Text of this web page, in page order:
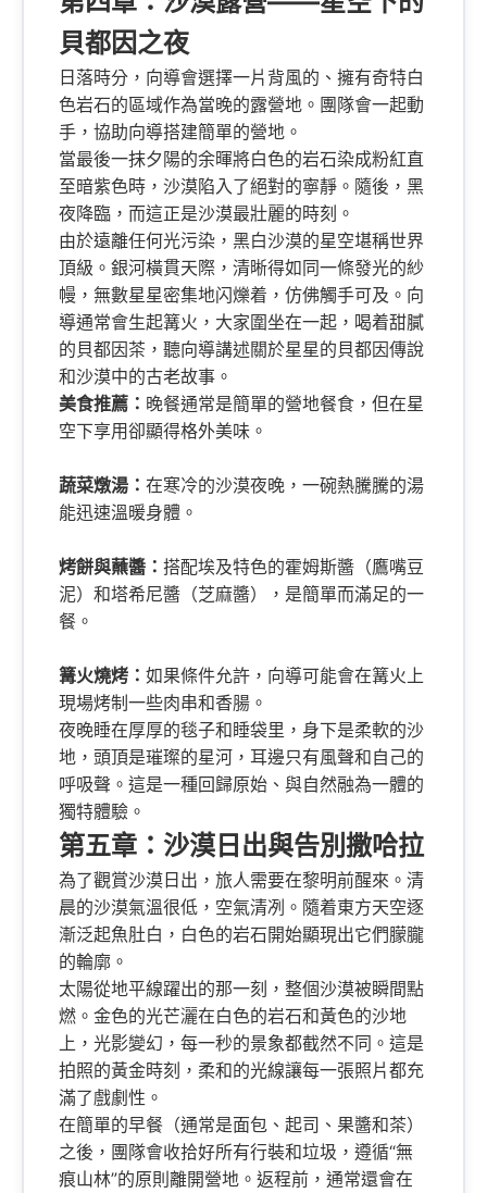
貝都因之夜
日落時分，向導會選擇一片背風的、擁有奇特白
色岩石的區域作為當晚的露營地。團隊會一起動
手，協助向導搭建簡單的營地。
當最後一抹夕陽的余暉將白色的岩石染成粉紅直
至暗紫色時，沙漠陷入了絕對的寧靜。隨後，黑
夜降臨，而這正是沙漠最壯麗的時刻。
由於遠離任何光污染，黑白沙漠的星空堪稱世界
頂級。銀河橫貫天際，清晰得如同一條發光的紗
幔，無數星星密集地闪爍着，仿佛觸手可及。向
導通常會生起篝火，大家圍坐在一起，喝着甜膩
的貝都因茶，聽向導講述關於星星的貝都因傳說
和沙漠中的古老故事。
美食推薦： 晚餐通常是簡單的營地餐食，但在星
空下享用卻顯得格外美味。
蔬菜燉湯： 在寒冷的沙漠夜晚，一碗熱騰騰的湯
能迅速溫暖身體。
烤餅與蘸醬： 搭配埃及特色的霍姆斯醬（鷹嘴豆
泥）和塔希尼醬（芝麻醬），是簡單而滿足的一
餐。
篝火燒烤： 如果條件允許，向導可能會在篝火上
現場烤制一些肉串和香腸。
夜晚睡在厚厚的毯子和睡袋里，身下是柔軟的沙
地，頭頂是璀璨的星河，耳邊只有風聲和自己的
呼吸聲。這是一種回歸原始、與自然融為一體的
獨特體驗。
第五章：沙漠日出與告別撒哈拉
為了觀賞沙漠日出，旅人需要在黎明前醒來。清
晨的沙漠氣溫很低，空氣清冽。隨着東方天空逐
漸泛起魚肚白，白色的岩石開始顯現出它們朦朧
的輪廓。
太陽從地平線躍出的那一刻，整個沙漠被瞬間點
燃。金色的光芒灑在白色的岩石和黃色的沙地
上，光影變幻，每一秒的景象都截然不同。這是
拍照的黃金時刻，柔和的光線讓每一張照片都充
滿了戲劇性。
在簡單的早餐（通常是面包、起司、果醬和茶）
之後，團隊會收拾好所有行裝和垃圾，遵循“無
痕山林”的原則離開營地。返程前，通常還會在